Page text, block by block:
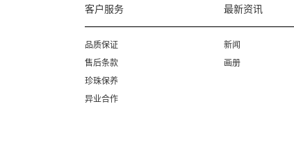
客户服务
品质保证
售后条款
珍珠保养
异业合作
最新资讯
新闻
画册